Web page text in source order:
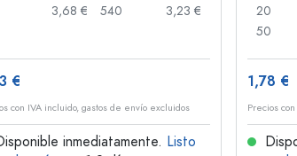
3,68 €
540
3,23 €
€
con IVA incluido, gastos de envío excluidos
inmediatamente. Listo
20
50
1,78 €
Precios